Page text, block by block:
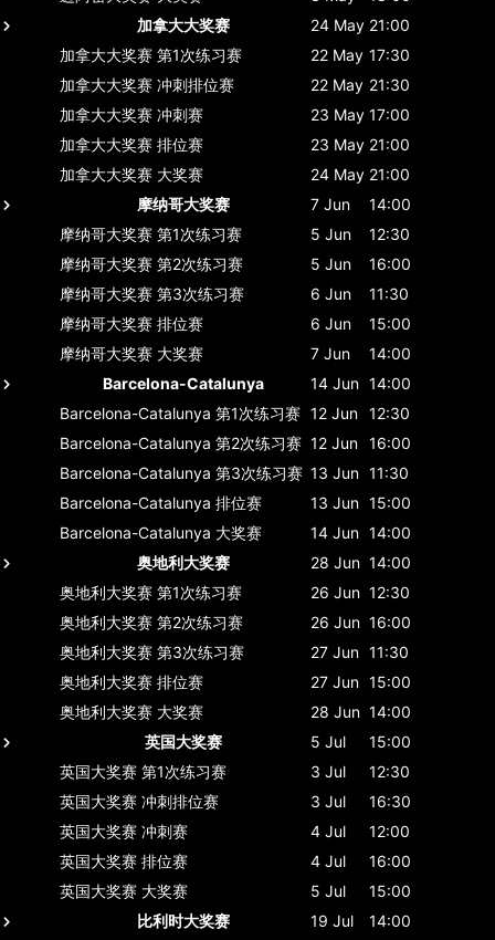
加拿大大奖赛
24 May 21:00
加拿大大奖赛 第1次练习赛 22 May 17:30
加拿大大奖赛 冲刺排位赛 22 May 21:30
加拿大大奖赛 冲刺赛 23 May 17:00
加拿大大奖赛 排位赛 23 May 21:00
加拿大大奖赛 大奖赛 24 May 21:00
摩纳哥大奖赛
7 Jun
14:00
摩纳哥大奖赛 第1次练习赛 5 Jun
12:30
摩纳哥大奖赛 第2次练习赛 5 Jun
16:00
摩纳哥大奖赛 第3次练习赛 6 Jun
11:30
摩纳哥大奖赛 排位赛 6 Jun
15:00
摩纳哥大奖赛 大奖赛 7 Jun
14:00
Barcelona-Catalunya
14 Jun 14:00
Barcelona-Catalunya 第1次练习赛 12 Jun 12:30
Barcelona-Catalunya 第2次练习赛 12 Jun 16:00
Barcelona-Catalunya 第3次练习赛 13 Jun 11:30
Barcelona-Catalunya 排位赛 13 Jun 15:00
Barcelona-Catalunya 大奖赛 14 Jun 14:00
奥地利大奖赛
28 Jun 14:00
奥地利大奖赛 第1次练习赛 26 Jun 12:30
奥地利大奖赛 第2次练习赛 26 Jun 16:00
奥地利大奖赛 第3次练习赛 27 Jun 11:30
奥地利大奖赛 排位赛 27 Jun 15:00
奥地利大奖赛 大奖赛 28 Jun 14:00
英国大奖赛
5 Jul
15:00
英国大奖赛 第1次练习赛 3 Jul
12:30
英国大奖赛 冲刺排位赛 3 Jul
16:30
英国大奖赛 冲刺赛 4 Jul
12:00
英国大奖赛 排位赛 4 Jul
16:00
英国大奖赛 大奖赛 5 Jul
15:00
比利时大奖赛
19 Jul
14:00